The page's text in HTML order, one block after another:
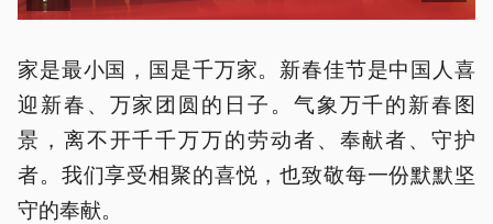
家是最小国，国是千万家。新春佳节是中国人喜
迎新春、万家团圆的日子。气象万千的新春图
景，离不开千千万万的劳动者、奉献者、守护
者。我们享受相聚的喜悦，也致敬每一份默默坚
守的奉献。